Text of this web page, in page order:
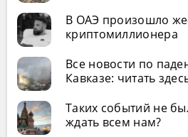
В ОАЭ произошло
криптомиллионера
Все новости по
Кавказе: читать
Таких событий не
ждать всем нам?